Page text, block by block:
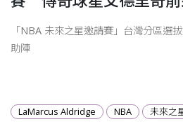
「NBA 未來之星邀請賽」台灣分區
助陣
LaMarcus Aldridge NBA 未來之